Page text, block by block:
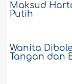
Maksud
Putih
Wanita
Tangan dan